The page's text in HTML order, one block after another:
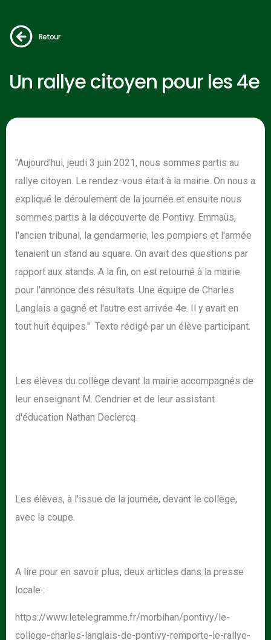
Retour
Un rallye citoyen pour les 4e
"Aujourd'hui, jeudi 3 juin 2021, nous sommes partis au
rallye citoyen. Le rendez-vous était à la mairie. On nous a
expliqué le déroulement de la journée et ensuite nous
sommes partis à la découverte de Pontivy. Emmaüs,
l'ancien tribunal, la gendarmerie, les pompiers et l'armée
tenaient un stand au square. On avait des questions par
rapport aux stands. A la fin, on est retourné à la mairie
pour l'annonce des résultats. Une équipe de Charles
Langlais a gagné et l'autre est arrivée 4e. Il y avait en
tout huit équipes." Texte rédigé par un élève participant.
Les élèves du collège devant la mairie accompagnés de
leur enseignant M. Cendrier et de leur assistant
d'éducation Nathan Declercq.
Les élèves, à l'issue de la journée, devant le collège,
avec la coupe.
A lire pour en savoir plus, deux articles dans la presse
locale :
https://www.letelegramme.fr/morbihan/pontivy/le-
college-charles-langlais-de-pontivy-remporte-le-rallye-